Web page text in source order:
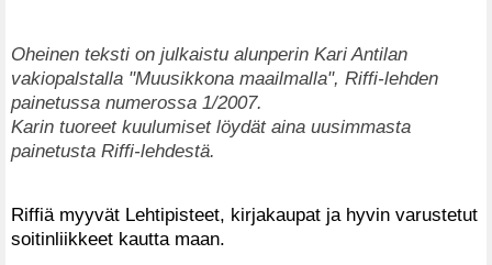
Oheinen teksti on julkaistu alunperin Kari Antilan
vakiopalstalla "Muusikkona maailmalla", Riffi-lehden
painetussa numerossa 1/2007.
Karin tuoreet kuulumiset löydät aina uusimmasta
painetusta Riffi-lehdestä.
Riffiä myyvät Lehtipisteet, kirjakaupat ja hyvin varustetut
soitinliikkeet kautta maan.